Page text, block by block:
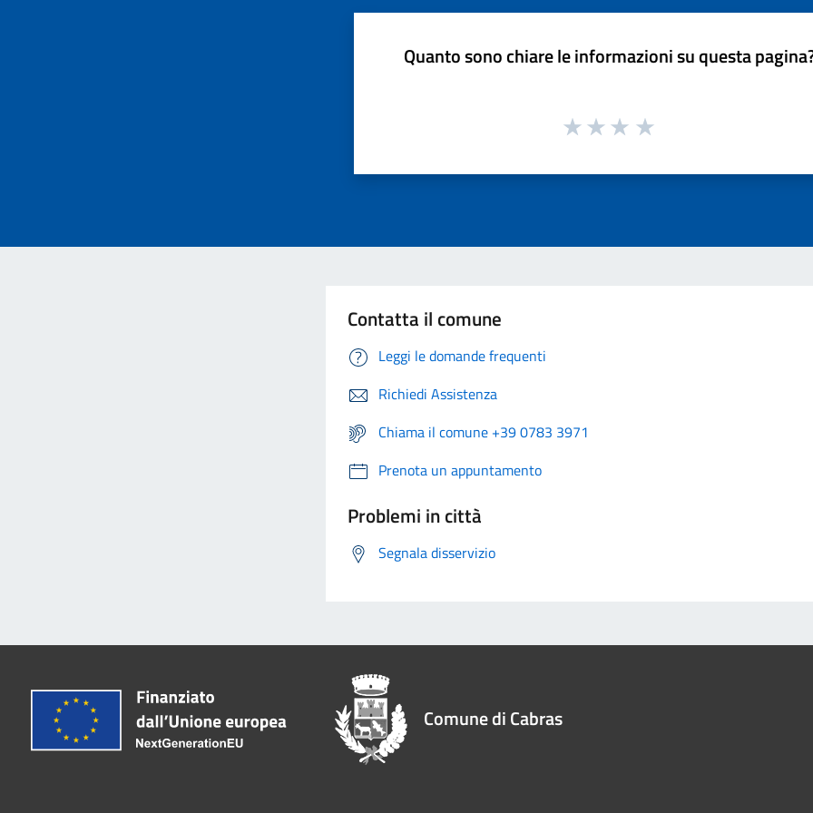
Quanto sono chiare le informazioni su questa
Contatta il comune
Leggi le domande frequenti
Richiedi Assistenza
Chiama il comune +39 0783 3971
Prenota un appuntamento
Problemi in città
Segnala disservizio
Comune di Cabras